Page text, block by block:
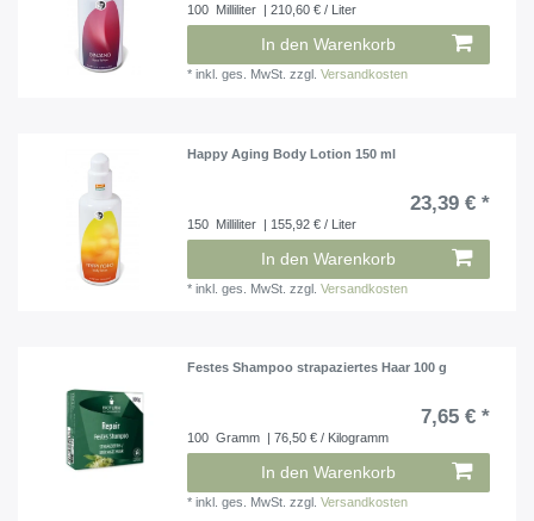
100 Milliliter | 210,60 € / Liter
In den Warenkorb
*inkl. ges. MwSt. zzgl.Versandkosten
Happy Aging Body Lotion 150 ml
23,39 € *
150 Milliliter | 155,92 € / Liter
In den Warenkorb
*inkl. ges. MwSt. zzgl.Versandkosten
Festes Shampoo strapaziertes Haar 100 g
7,65 € *
100 Gramm | 76,50 € / Kilogramm
In den Warenkorb
*inkl. ges. MwSt. zzgl.Versandkosten